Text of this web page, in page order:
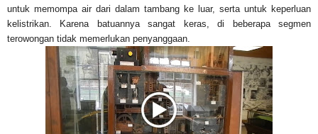
untuk memompa air dari dalam tambang ke luar, serta untuk keperluan
kelistrikan. Karena batuannya sangat keras, di beberapa segmen
terowongan tidak memerlukan penyanggaan.